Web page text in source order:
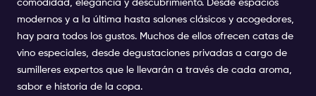
comodidad, elegancia y descubrimiento. Desde espacios
modernos y a la última hasta salones clásicos y acogedores,
hay para todos los gustos. Muchos de ellos ofrecen catas de
vino especiales, desde degustaciones privadas a cargo de
sumilleres expertos que le llevarán a través de cada aroma,
sabor e historia de la copa.